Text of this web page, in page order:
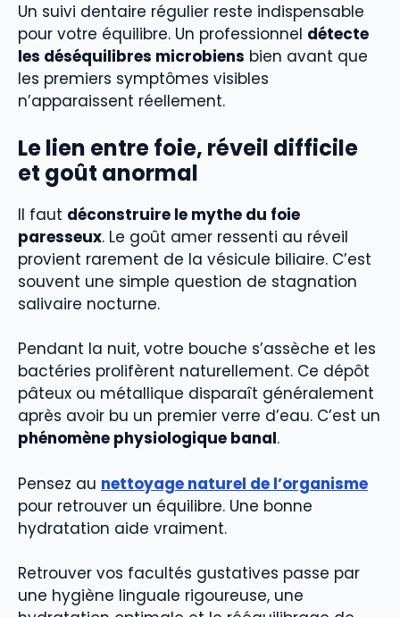
Un suivi dentaire régulier reste indispensable
pour votre équilibre. Un professionnel détecte
les déséquilibres microbiens bien avant que
les premiers symptômes visibles
n’apparaissent réellement.
Le lien entre foie, réveil difficile
et goût anormal
Il faut déconstruire le mythe du foie
paresseux. Le goût amer ressenti au réveil
provient rarement de la vésicule biliaire. C’est
souvent une simple question de stagnation
salivaire nocturne.
Pendant la nuit, votre bouche s’assèche et les
bactéries prolifèrent naturellement. Ce dépôt
pâteux ou métallique disparaît généralement
après avoir bu un premier verre d’eau. C’est un
phénomène physiologique banal.
Pensez au nettoyage naturel de l’organisme
pour retrouver un équilibre. Une bonne
hydratation aide vraiment.
Retrouver vos facultés gustatives passe par
une hygiène linguale rigoureuse, une